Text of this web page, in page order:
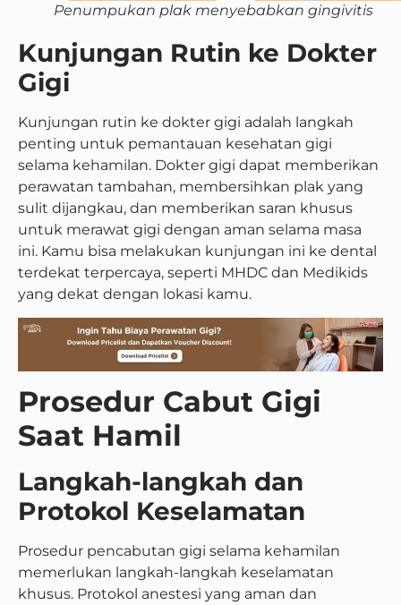
Penumpukan plak menyebabkan gingivitis
Kunjungan Rutin ke Dokter
Gigi
Kunjungan rutin ke dokter gigi adalah langkah
penting untuk pemantauan kesehatan gigi
selama kehamilan. Dokter gigi dapat memberikan
perawatan tambahan, membersihkan plak yang
sulit dijangkau, dan memberikan saran khusus
untuk merawat gigi dengan aman selama masa
ini. Kamu bisa melakukan kunjungan ini ke dental
terdekat terpercaya, seperti MHDC dan Medikids
yang dekat dengan lokasi kamu.
Prosedur Cabut Gigi
Saat Hamil
Langkah-langkah dan
Protokol Keselamatan
Prosedur pencabutan gigi selama kehamilan
memerlukan langkah-langkah keselamatan
khusus. Protokol anestesi yang aman dan